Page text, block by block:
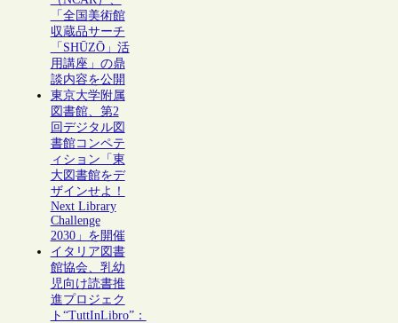
「全国美術館
収蔵品サーチ
「SHŪZŌ」活
用講座」の鼎
談内容を公開
東京大学附属
図書館、第2
回デジタル図
書館コンペテ
ィション「東
大図書館をデ
ザインせよ！
Next Library
Challenge
2030」を開催
イタリア図書
館協会、乳幼
児向け読書推
進プロジェク
ト“TuttInLibro”：